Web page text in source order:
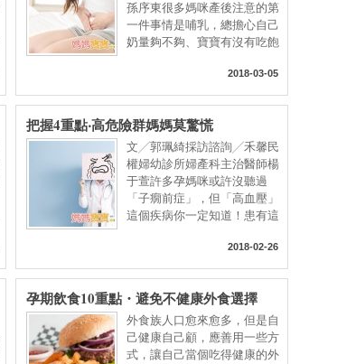
孫序東很多媽咪產後注意的第
一件事情是哺乳，總擔心自己
奶量夠不夠、寶寶有沒有吃飽
2018-03-05
把握4重點‧高危險群媽媽莫驚慌
文╱郭珮綺採訪諮詢╱禾馨民
權婦幼診所婦產科主治醫師楊
于萱許多孕媽咪或許沒聽過
「子癇前症」，但「高血壓」
這個疾病你一定知道！患有這
2018-02-26
孕期飲食10重點・避免不健康外食選擇
外食族人口愈來愈多，但是自
己健康自己顧，應善用一些方
式，讓自己當個吃得健康的外